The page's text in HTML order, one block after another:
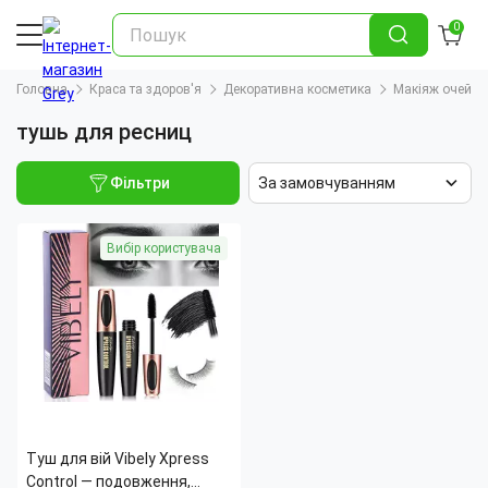
0
Головна Краса та здоров'я Декоративна косметика Макіяж очей
тушь для ресниц
Фільтри За замовчуванням
Вибір користувача
Туш для вій Vibely Xpress
Control — подовження,